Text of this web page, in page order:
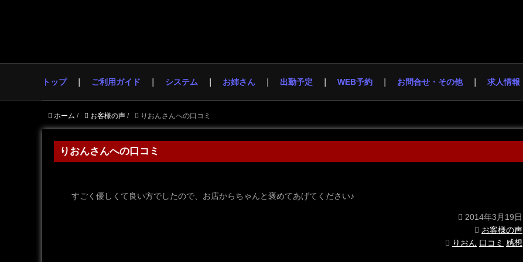
トップ ご利用ガイド システム お姉さん 出勤予定 WEB予約 お問合せ・その他 求人情報
ホーム / お客様の声 / りおんさんへの口コミ
りおんさんへの口コミ
すごく優しくて良い方でしたので、お店からちゃんと褒めてあげてください♪
2014年3月19日
お客様の声
りおん 口コミ 感想